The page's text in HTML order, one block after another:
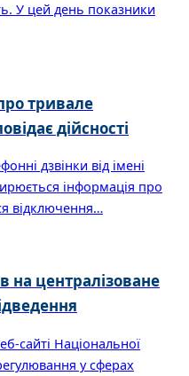
У цей день показники
тривале
дійсності
дзвінки від імені
інформація про
відключення…
на централізоване
сайті Національної
у сферах